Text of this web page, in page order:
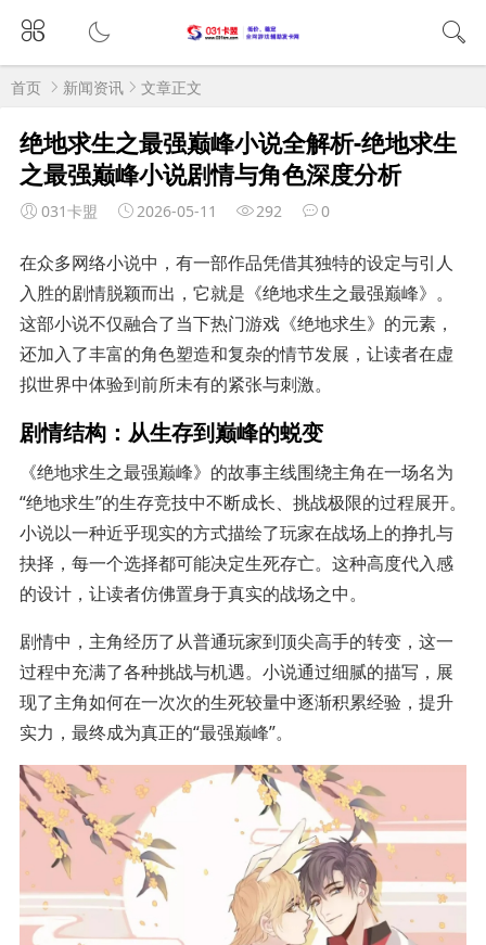
首页 新闻资讯 文章正文
绝地求生之最强巅峰小说全解析-绝地求生
之最强巅峰小说剧情与角色深度分析
031卡盟 2026-05-11 292 0
在众多网络小说中，有一部作品凭借其独特的设定与引人
入胜的剧情脱颖而出，它就是《绝地求生之最强巅峰》。
这部小说不仅融合了当下热门游戏《绝地求生》的元素，
还加入了丰富的角色塑造和复杂的情节发展，让读者在虚
拟世界中体验到前所未有的紧张与刺激。
剧情结构：从生存到巅峰的蜕变
《绝地求生之最强巅峰》的故事主线围绕主角在一场名为
“绝地求生”的生存竞技中不断成长、挑战极限的过程展开。
小说以一种近乎现实的方式描绘了玩家在战场上的挣扎与
抉择，每一个选择都可能决定生死存亡。这种高度代入感
的设计，让读者仿佛置身于真实的战场之中。
剧情中，主角经历了从普通玩家到顶尖高手的转变，这一
过程中充满了各种挑战与机遇。小说通过细腻的描写，展
现了主角如何在一次次的生死较量中逐渐积累经验，提升
实力，最终成为真正的“最强巅峰”。